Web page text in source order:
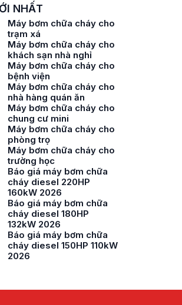
NHẤT
Máy bơm chữa cháy cho
trạm xá
Máy bơm chữa cháy cho
khách sạn nhà nghỉ
Máy bơm chữa cháy cho
bệnh viện
Máy bơm chữa cháy cho
nhà hàng quán ăn
Máy bơm chữa cháy cho
chung cư mini
Máy bơm chữa cháy cho
phòng trọ
Máy bơm chữa cháy cho
trường học
Báo giá máy bơm chữa
cháy diesel 220HP
160kW 2026
Báo giá máy bơm chữa
cháy diesel 180HP
132kW 2026
Báo giá máy bơm chữa
cháy diesel 150HP 110kW
2026